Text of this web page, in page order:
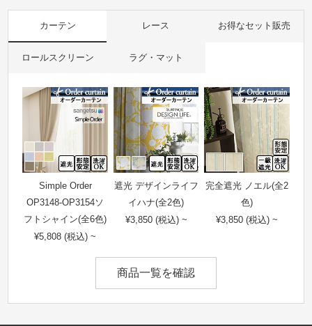
カーテン レース お得なセット販売
ロールスクリーン ラグ・マット
Simple Order
OP3148-OP3154ソ
フトシャイン(全6色)
¥5,808 (税込) ~
遮光 デザインライフ
イハナ(全2色)
¥3,850 (税込) ~
完全遮光 ノエル(全2
色)
¥3,850 (税込) ~
商品一覧を確認